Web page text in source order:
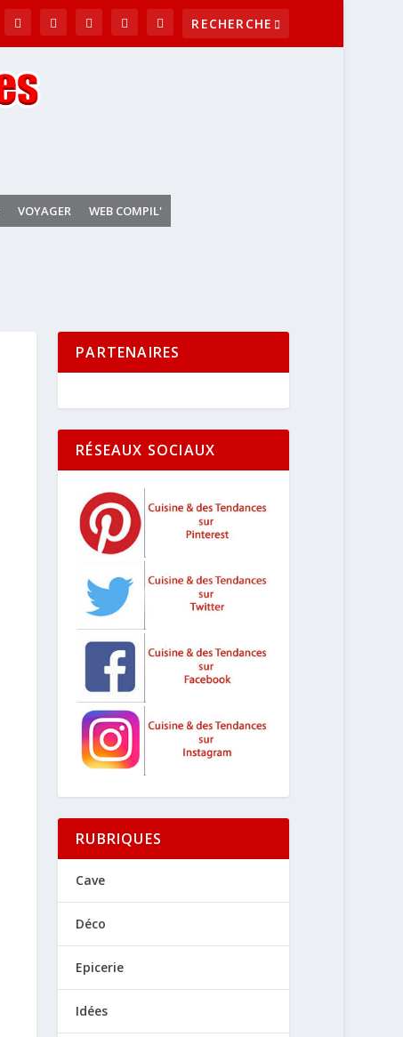
VOYAGER WEB COMPIL'
PARTENAIRES
RÉSEAUX SOCIAUX
RUBRIQUES
Cave
Déco
Epicerie
Idées